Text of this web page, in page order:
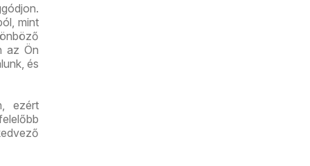
mint
az Ön
és
ezért